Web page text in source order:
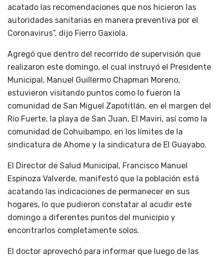
acatado las recomendaciones que nos hicieron las
autoridades sanitarias en manera preventiva por el
Coronavirus”, dijo Fierro Gaxiola.
Agregó que dentro del recorrido de supervisión que
realizaron este domingo, el cual instruyó el Presidente
Municipal, Manuel Guillermo Chapman Moreno,
estuvieron visitando puntos como lo fueron la
comunidad de San Miguel Zapotitlán, en el margen del
Río Fuerte, la playa de San Juan, El Maviri, así como la
comunidad de Cohuibampo, en los límites de la
sindicatura de Ahome y la sindicatura de El Guayabo.
El Director de Salud Municipal, Francisco Manuel
Espinoza Valverde, manifestó que la población está
acatando las indicaciones de permanecer en sus
hogares, lo que pudieron constatar al acudir este
domingo a diferentes puntos del municipio y
encontrarlos completamente solos.
El doctor aprovechó para informar que luego de las